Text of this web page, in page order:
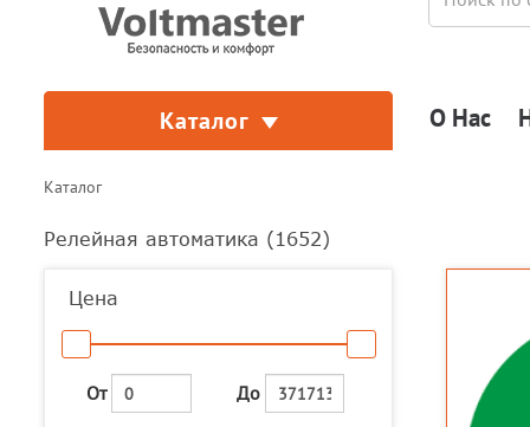
Каталог О Нас
Каталог
Релейная автоматика (1652)
Цена
От До